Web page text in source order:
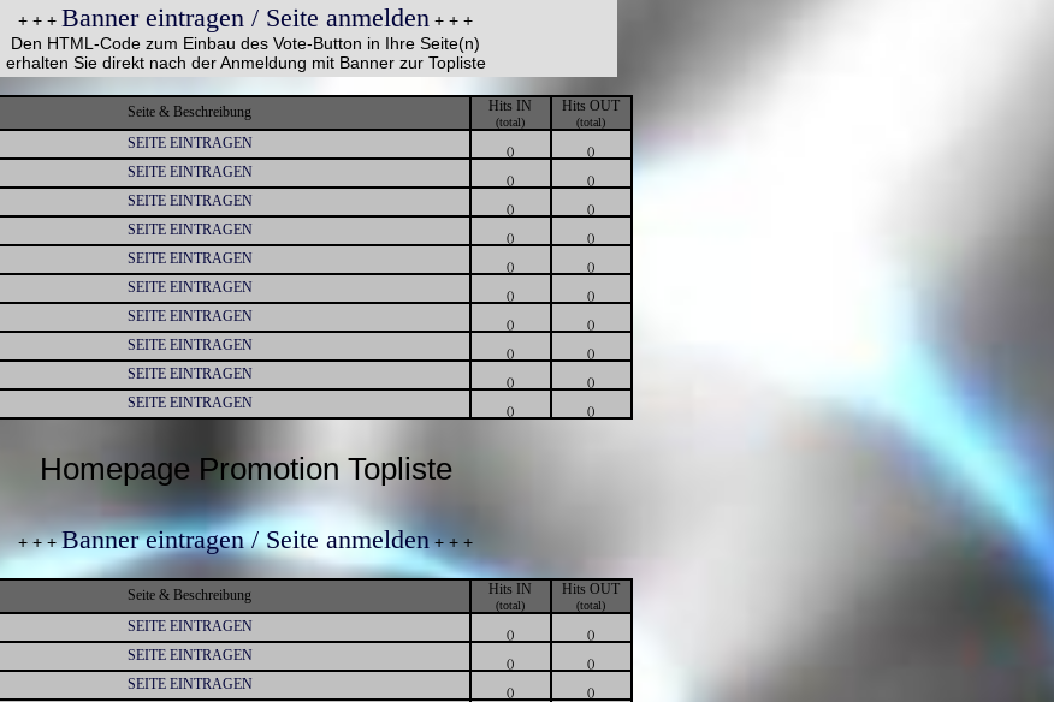
+ + + Banner eintragen / Seite anmelden + + +
Den HTML-Code zum Einbau des Vote-Button in Ihre Seite(n)
erhalten Sie direkt nach der Anmeldung mit Banner zur Topliste
Seite & Beschreibung Hits IN
(total)
Hits OUT
(total)
SEITE EINTRAGEN ()
()
SEITE EINTRAGEN ()
()
SEITE EINTRAGEN ()
()
SEITE EINTRAGEN ()
()
SEITE EINTRAGEN ()
()
SEITE EINTRAGEN ()
()
SEITE EINTRAGEN ()
()
SEITE EINTRAGEN ()
()
SEITE EINTRAGEN ()
()
SEITE EINTRAGEN () ()
Homepage Promotion Topliste
+ + +Banner eintragen / Seite anmelden+ + +
Seite & Beschreibung Hits IN
(total)
Hits OUT
(total)
SEITE EINTRAGEN ()
()
SEITE EINTRAGEN ()
()
SEITE EINTRAGEN ()
()